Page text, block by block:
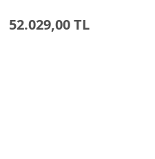
52.029,00 TL